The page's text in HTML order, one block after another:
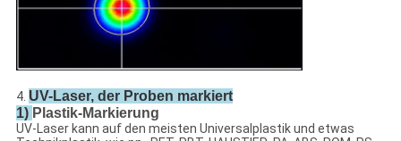
4. UV-Laser, der Proben markiert
1) Plastik-Markierung
UV-Laser kann auf den meisten Universalplastik und etwas